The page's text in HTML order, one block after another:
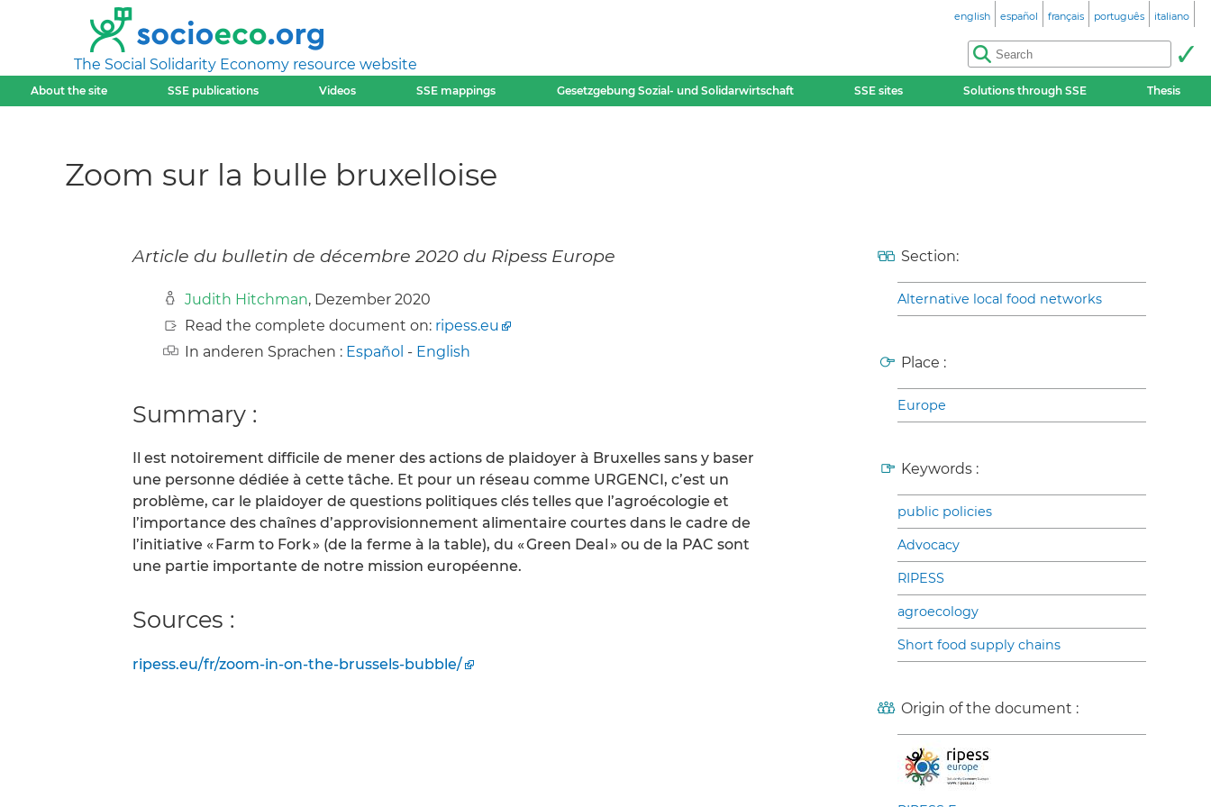
The Social Solidarity Economy resource website
english español français português italiano
About the site SSE publications Videos SSE mappings Gesetzgebung Sozial- und Solidarwirtschaft SSE sites Solutions through SSE Thesis
Zoom sur la bulle bruxelloise
Article du bulletin de décembre 2020 du Ripess Europe
Judith Hitchman, Dezember 2020
Read the complete document on: ripess.eu
In anderen Sprachen : Español - English
Summary :
Il est notoirement difficile de mener des actions de plaidoyer à Bruxelles sans y baser
une personne dédiée à cette tâche. Et pour un réseau comme URGENCI, c’est un
problème, car le plaidoyer de questions politiques clés telles que l’agroécologie et
l’importance des chaînes d’approvisionnement alimentaire courtes dans le cadre de
l’initiative « Farm to Fork » (de la ferme à la table), du « Green Deal » ou de la PAC sont
une partie importante de notre mission européenne.
Sources :
ripess.eu/fr/zoom-in-on-the-brussels-bubble/
Section:
Alternative local food networks
Place :
Europe
Keywords :
public policies
Advocacy
RIPESS
agroecology
Short food supply chains
Origin of the document :